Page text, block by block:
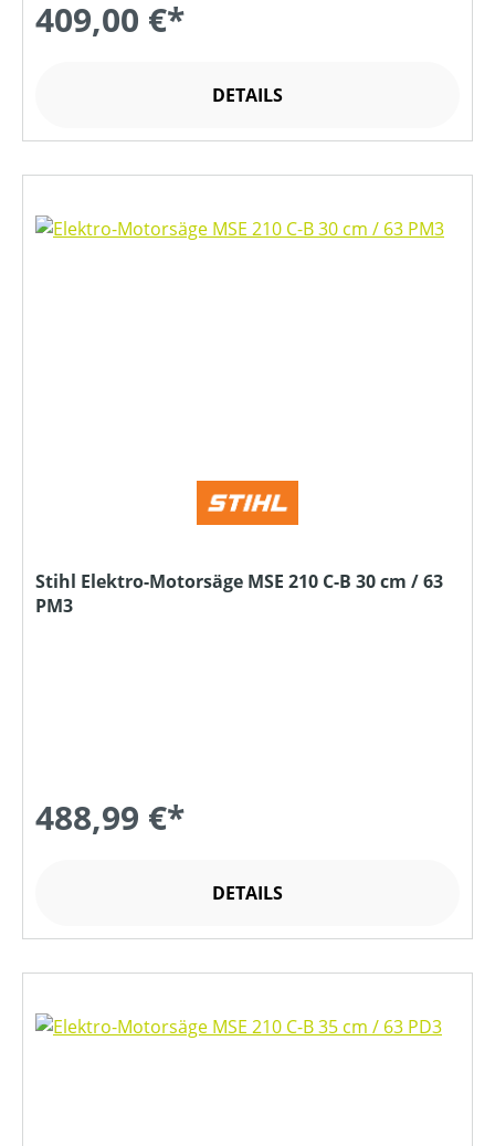
409,00 €*
DETAILS
Stihl Elektro-Motorsäge MSE 210 C-B 30 cm / 63
PM3
488,99 €*
DETAILS